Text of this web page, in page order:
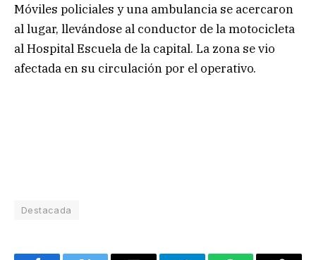
Móviles policiales y una ambulancia se acercaron
al lugar, llevándose al conductor de la motocicleta
al Hospital Escuela de la capital. La zona se vio
afectada en su circulación por el operativo.
Destacada